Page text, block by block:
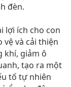
đèn.
lợi ích cho con
vệ và cải thiện
khí, giảm ô
tạo ra một
tố tự nhiên